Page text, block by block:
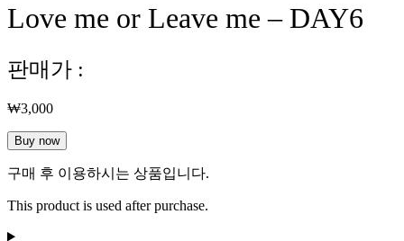
Love me or Leave me – DAY6
판매가 :
₩3,000
Love
me
or
me
DAY6
Buy now
구매 후 이용하시는 상품입니다.
This product is used after purchase.